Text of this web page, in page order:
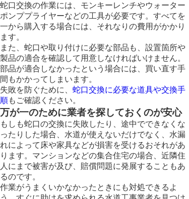
蛇口交換の作業には、モンキーレンチやウォーター
ポンププライヤーなどの工具が必要です。すべてを
一から購入する場合には、それなりの費用がかかり
ます。
また、蛇口や取り付けに必要な部品も、設置箇所や
製品の適合を確認して用意しなければいけません。
部品が適合しなかったという場合には、買い直す手
間もかかってしまいます。
失敗を防ぐために、 蛇口交換に必要な道具や交換手
順もご確認ください。
万が一のために業者を探しておくのが安心
もしも蛇口の交換に失敗したり、途中でできなくな
ったりした場合、水道が使えないだけでなく、水漏
れによって床や家具などが損害を受けるおそれがあ
ります。マンションなどの集合住宅の場合、近隣住
人にまで被害が及び、賠償問題に発展することもあ
るのです。
作業がうまくいかなかったときにも対処できるよ